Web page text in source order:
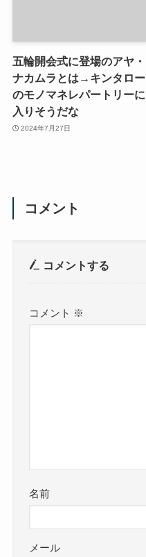
五輪開会式に登場のアヤ・
ナカムラとは→キンタロー
のモノマネレパートリーに
入りそうだな
2024年7月27日
コメント
コメントする
コメント ※
名前
メール